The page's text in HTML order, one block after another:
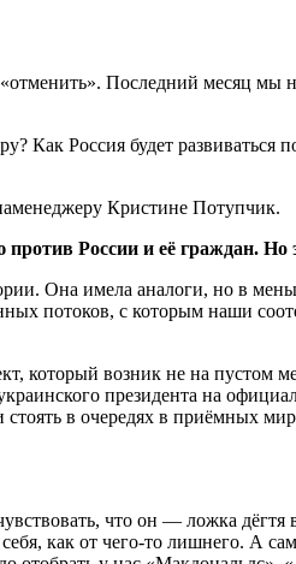
Последний месяц
Россия будет развиваться
Кристине Потупчик.
России и её граждан. Но
Она имела аналоги, но в
потоков, с которым наши
который возник не на
президента на
в очередях в приёмных
что он — ложка дёгтя
как от чего-то лишнего. А